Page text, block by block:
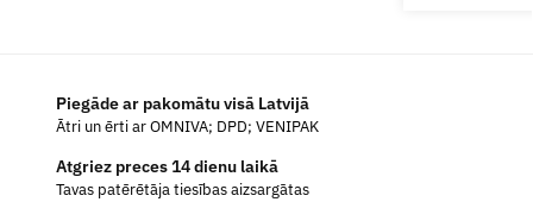
Piegāde ar pakomātu visā Latvijā
Ātri un ērti ar OMNIVA; DPD; VENIPAK
Atgriez preces 14 dienu laikā
Tavas patērētāja tiesības aizsargātas